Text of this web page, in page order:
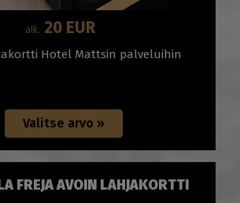
alk. 20 EUR
Hotel Mattsin palveluihin
FREJA AVOIN LAHJAKORTTI